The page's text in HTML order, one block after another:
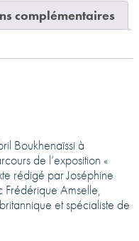
complémentaires
Boukhenaïssi à
de l’exposition «
rédigé par Joséphine
Frédérique Amselle,
et spécialiste de